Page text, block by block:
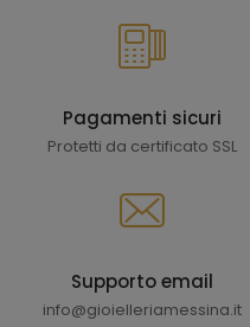
Pagamenti sicuri
Protetti da certificato SSL
Supporto email
info@gioielleriamessina.it